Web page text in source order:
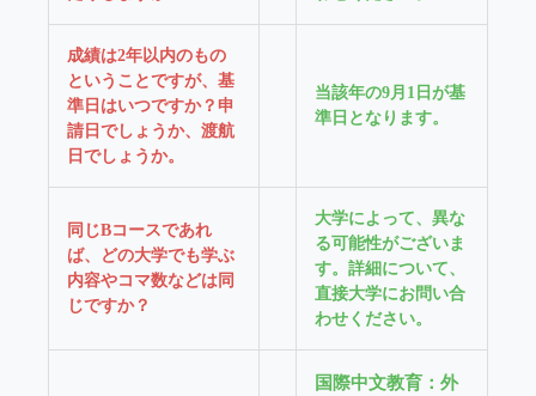
成績は2年以内のもの
ということですが、基
準日はいつですか？申
請日でしょうか、渡航
日でしょうか。
当該年の9月1日が基
準日となります。
同じBコースであれ
ば、どの大学でも学ぶ
内容やコマ数などは同
じですか？
大学によって、異な
る可能性がございま
す。詳細について、
直接大学にお問い合
わせください。
国際中文教育： 外